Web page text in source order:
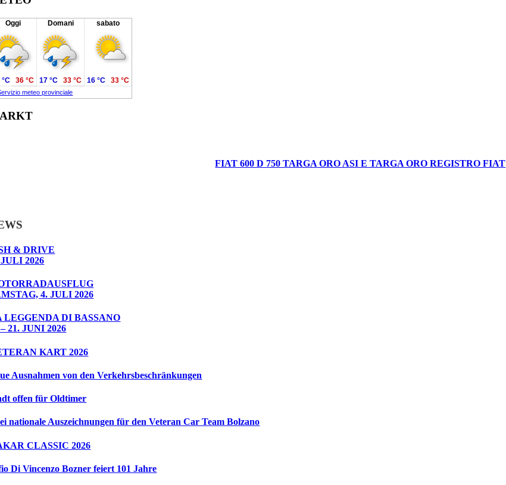
Oggi Domani sabato
meteo provinciale
°C 36 °C 17 °C 33 °C 16 °C 33 °C
FIAT 600 D 750 TARGA ORO ASI E TARGA ORO REGISTRO FIAT
& DRIVE
JULI 2026
4. JULI 2026
LEGGENDA DI BASSANO
21. JUNI 2026
KART 2026
Ausnahmen von den Verkehrsbeschränkungen
offen für Oldtimer
nationale Auszeichnungen für den Veteran Car Team Bolzano
CLASSIC 2026
Di Vincenzo Bozner feiert 101 Jahre